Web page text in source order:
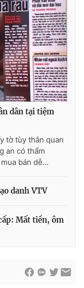
thao
sản
Việt
bằng AI
dân tại tiệm
tờ tùy thân quan
an có thẩm
bán dễ...
danh VTV
Mất tiền, ôm